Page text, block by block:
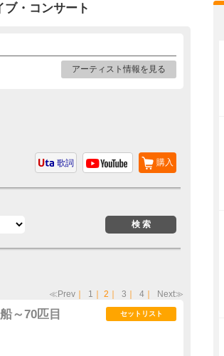
・コンサート
アーティスト情報を見る
購入
歌詞
≪Prev ｜ 1 ｜ 2 ｜ 3 ｜ 4 ｜ Next≫
～70匹目 セットリスト